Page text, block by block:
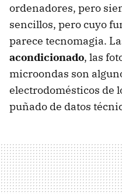
ordenadores, pero
sencillos, pero cuyo
parece tecnomagia.
acondicionado, las
microondas son
electrodomésticos de
puñado de datos